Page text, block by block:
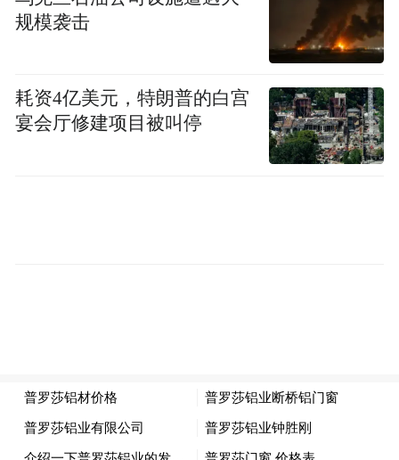
从清爽阳光型到温柔治愈型，从松弛随性派
规模袭击
耗资4亿美元，特朗普的白宫
宴会厅修建项目被叫停